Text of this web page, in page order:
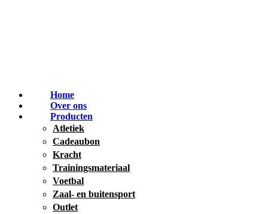
Home
Over ons
Producten
Atletiek
Cadeaubon
Kracht
Trainingsmateriaal
Voetbal
Zaal- en buitensport
Outlet